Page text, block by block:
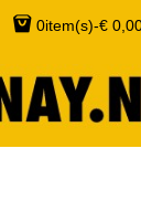
0item(s)-€